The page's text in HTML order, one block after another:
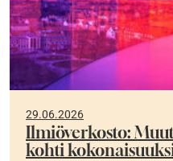
29.06.2026
Ilmiöverkosto:
kohti